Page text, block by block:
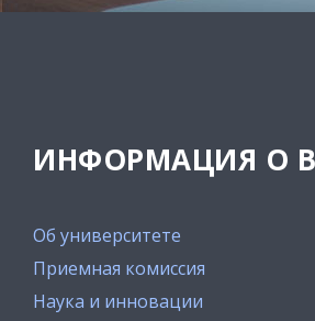
ИНФОРМАЦИЯ О
Об университете
Приемная комиссия
Наука и инновации